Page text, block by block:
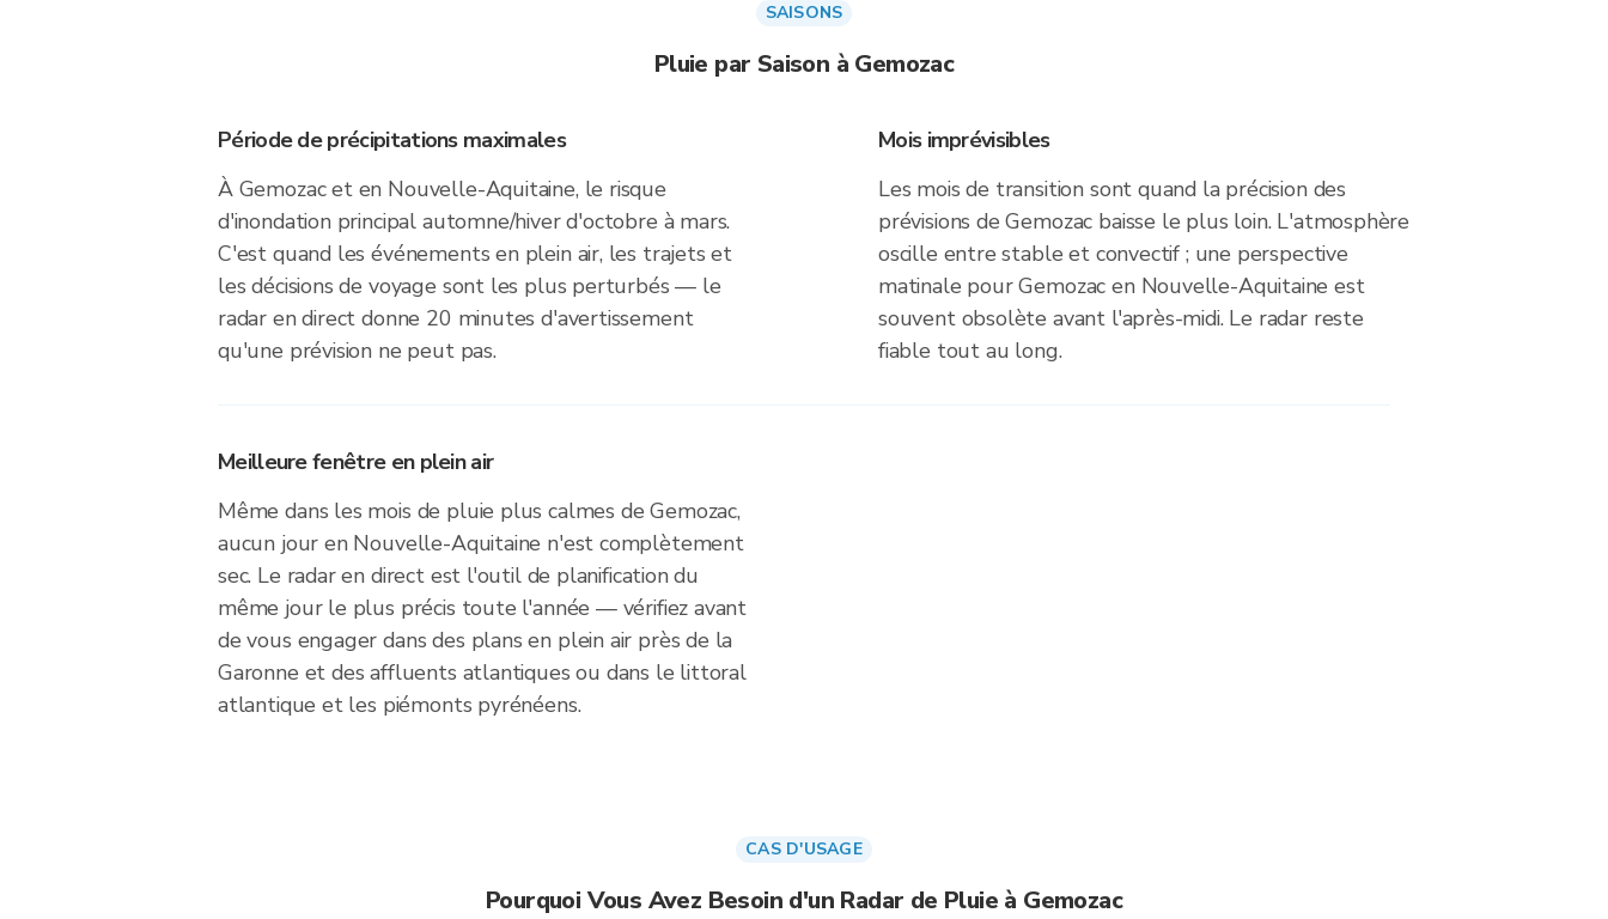
SAISONS
Pluie par Saison à Gemozac
Période de précipitations maximales
À Gemozac et en Nouvelle-Aquitaine, le risque
d'inondation principal automne/hiver d'octobre à mars.
C'est quand les événements en plein air, les trajets et
les décisions de voyage sont les plus perturbés — le
radar en direct donne 20 minutes d'avertissement
qu'une prévision ne peut pas.
Mois imprévisibles
Les mois de transition sont quand la précision des
prévisions de Gemozac baisse le plus loin. L'atmosphère
oscille entre stable et convectif ; une perspective
matinale pour Gemozac en Nouvelle-Aquitaine est
souvent obsolète avant l'après-midi. Le radar reste
fiable tout au long.
Meilleure fenêtre en plein air
Même dans les mois de pluie plus calmes de Gemozac,
aucun jour en Nouvelle-Aquitaine n'est complètement
sec. Le radar en direct est l'outil de planification du
même jour le plus précis toute l'année — vérifiez avant
de vous engager dans des plans en plein air près de la
Garonne et des affluents atlantiques ou dans le littoral
atlantique et les piémonts pyrénéens.
CAS D'USAGE
Pourquoi Vous Avez Besoin d'un Radar de Pluie à Gemozac